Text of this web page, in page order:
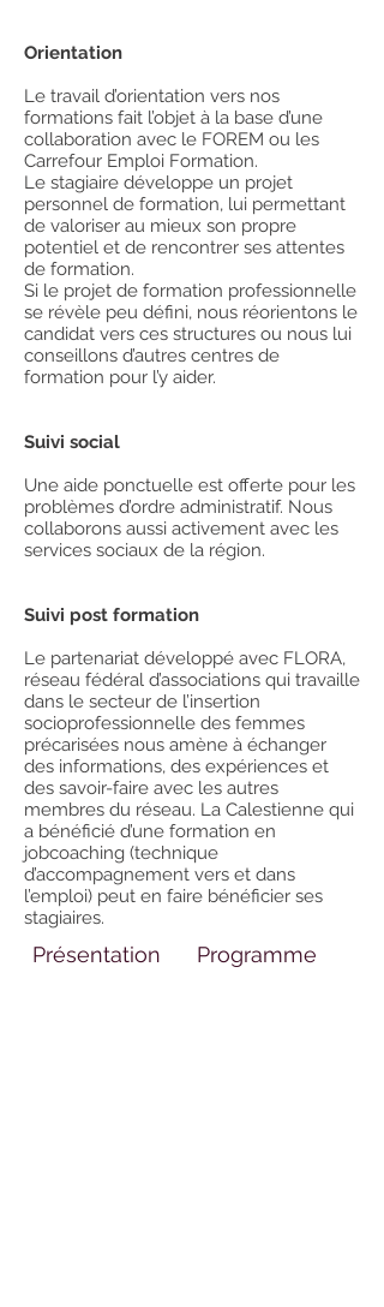
Orientation
Le travail d’orientation vers nos
formations fait l’objet à la base d’une
collaboration avec le FOREM ou les
Carrefour Emploi Formation.
Le stagiaire développe un projet
personnel de formation, lui permettant
de valoriser au mieux son propre
potentiel et de rencontrer ses attentes
de formation.
Si le projet de formation professionnelle
se révèle peu défini, nous réorientons le
candidat vers ces structures ou nous lui
conseillons d’autres centres de
formation pour l’y aider.
Suivi social
Une aide ponctuelle est offerte pour les
problèmes d’ordre administratif. Nous
collaborons aussi activement avec les
services sociaux de la région.
Suivi post formation
Le partenariat développé avec FLORA,
réseau fédéral d’associations qui travaille
dans le secteur de l’insertion
socioprofessionnelle des femmes
précarisées nous amène à échanger
des informations, des expériences et
des savoir-faire avec les autres
membres du réseau. La Calestienne qui
a bénéficié d’une formation en
jobcoaching (technique
d’accompagnement vers et dans
l’emploi) peut en faire bénéficier ses
stagiaires.
Présentation
Programme